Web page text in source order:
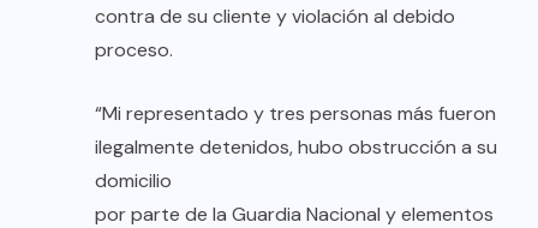
contra de su cliente y violación al debido
proceso.
“Mi representado y tres personas más fueron
ilegalmente detenidos, hubo obstrucción a su
domicilio
por parte de la Guardia Nacional y elementos